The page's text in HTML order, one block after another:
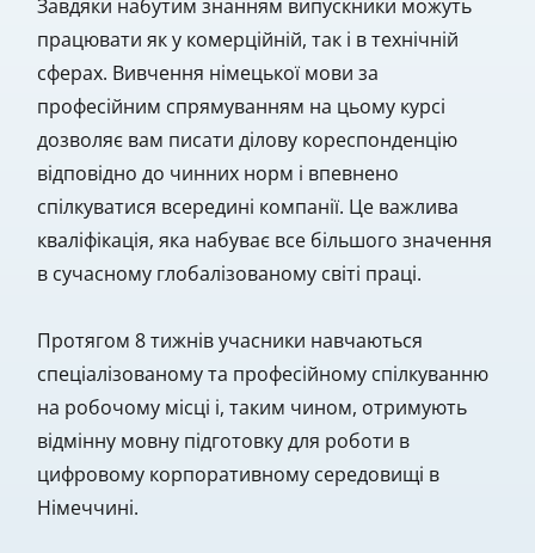
Завдяки набутим знанням випускники можуть
працювати як у комерційній, так і в технічній
сферах. Вивчення німецької мови за
професійним спрямуванням на цьому курсі
дозволяє вам писати ділову кореспонденцію
відповідно до чинних норм і впевнено
спілкуватися всередині компанії. Це важлива
кваліфікація, яка набуває все більшого значення
в сучасному глобалізованому світі праці.
Протягом 8 тижнів учасники навчаються
спеціалізованому та професійному спілкуванню
на робочому місці і, таким чином, отримують
відмінну мовну підготовку для роботи в
цифровому корпоративному середовищі в
Німеччині.